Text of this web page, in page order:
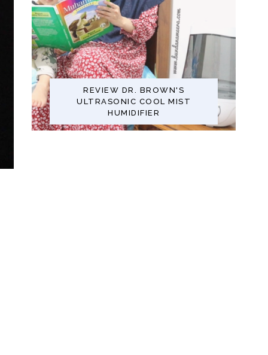
REVIEW DR. BROWN'S
ULTRASONIC COOL MIST
HUMIDIFIER